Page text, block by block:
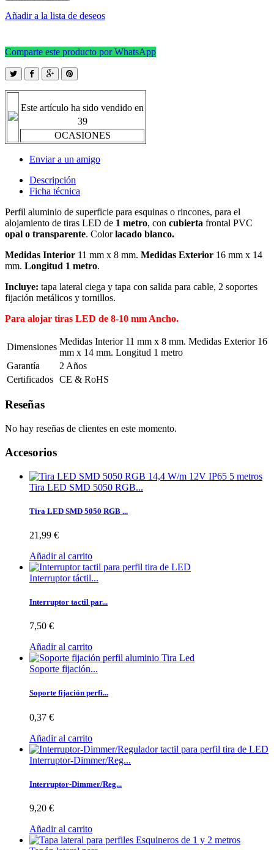
Añadir a la lista de deseos
Comparte este producto por WhatsApp
Este artículo ha sido vendido en
39
OCASIONES
Enviar a un amigo
Descripción
Ficha técnica
Perfil aluminio de superficie para esquinas o rincones, para el
alojamiento de tiras LED de 1 metro, con cubierta frontal PVC
opal o transparente. Colorlacado blanco.
Medidas Interior 11 mm x 8 mm. Medidas Exterior 16 mm x 14
mm. Longitud 1 metro.
Incluye: tapa lateral ciega y tapa con salida para cable, 2 soportes
fijación metálicos y tornillos.
Para alojar tiras LED de 8-10 mm Ancho.
Dimensiones
Medidas Interior 11 mm x 8 mm. Medidas Exterior 16
mm x 14 mm. Longitud 1 metro
Garantía
2 Años
Certificados CE & RoHS
Reseñas
No hay reseñas de clientes en este momento.
Accesorios
Tira LED SMD 5050 RGB...
Tira LED SMD 5050 RGB ...
21,99 €
Añadir al carrito
Interruptor táctil...
Interruptor tactil par...
7,50 €
Añadir al carrito
Soporte fijación...
Soporte fijación perfi...
0,37 €
Añadir al carrito
Interruptor-Dimmer/Reg...
Interruptor-Dimmer/Reg...
9,20 €
Añadir al carrito